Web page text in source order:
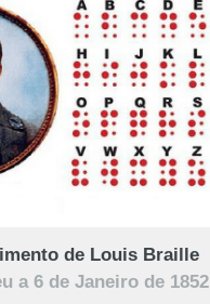
de Louis Braille
a 6 de Janeiro de 1852